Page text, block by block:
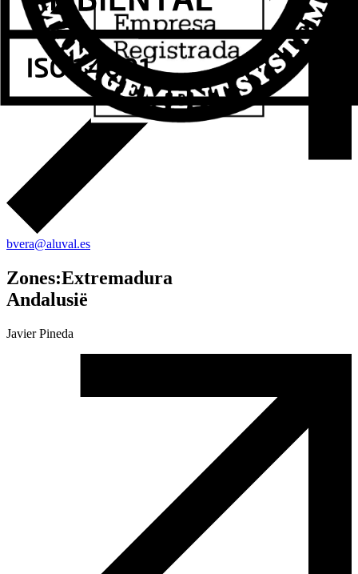
bvera@aluval.es
Zones:Extremadura
Andalusië
Javier Pineda